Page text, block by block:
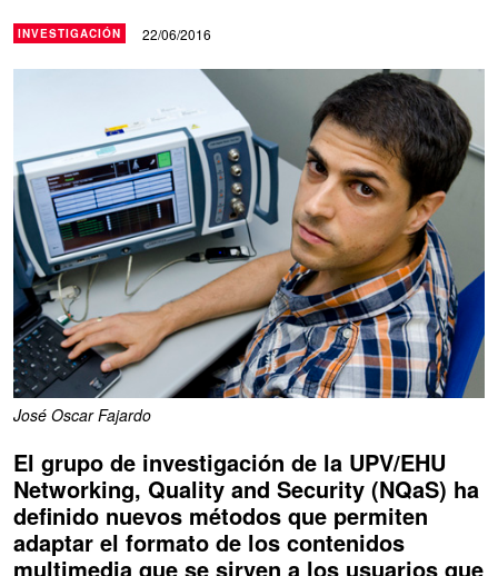
INVESTIGACIÓN 22/06/2016
José Oscar Fajardo
El grupo de investigación de la UPV/EHU
Networking, Quality and Security (NQaS) ha
definido nuevos métodos que permiten
adaptar el formato de los contenidos
multimedia que se sirven a los usuarios que